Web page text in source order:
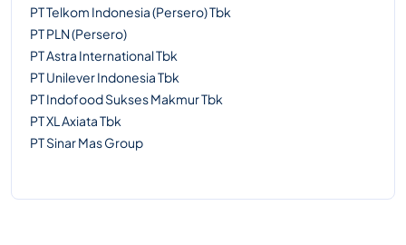
PT Telkom Indonesia (Persero) Tbk
PT PLN (Persero)
PT Astra International Tbk
PT Unilever Indonesia Tbk
PT Indofood Sukses Makmur Tbk
PT XL Axiata Tbk
PT Sinar Mas Group